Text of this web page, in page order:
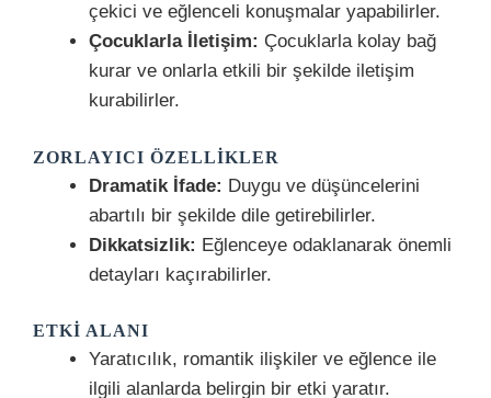
çekici ve eğlenceli konuşmalar yapabilirler.
Çocuklarla İletişim: Çocuklarla kolay bağ
kurar ve onlarla etkili bir şekilde iletişim
kurabilirler.
ZORLAYICI ÖZELLIKLER
Dramatik İfade: Duygu ve düşüncelerini
abartılı bir şekilde dile getirebilirler.
Dikkatsizlik: Eğlenceye odaklanarak önemli
detayları kaçırabilirler.
ETKI ALANI
Yaratıcılık, romantik ilişkiler ve eğlence ile
ilgili alanlarda belirgin bir etki yaratır.